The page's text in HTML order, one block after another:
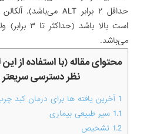
می‌باشد.
محتوای مقاله (با استفاده از
نظر دسترسی سریعتر
1 آخرین یافته ها برای درمان کبد
1.1 سیر طبیعی بیماری
1.2 تشخیص